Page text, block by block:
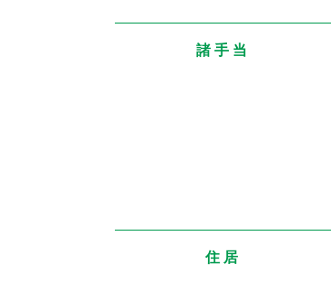
諸手当
住居